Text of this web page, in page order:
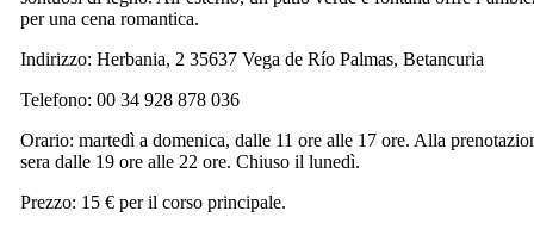
per una cena romantica.
Indirizzo: Herbania, 2 35637 Vega de Río Palmas, Betancuria
Telefono: 00 34 928 878 036
Orario: martedì a domenica, dalle 11 ore alle 17 ore. Alla
sera dalle 19 ore alle 22 ore. Chiuso il lunedì.
Prezzo: 15 € per il corso principale.